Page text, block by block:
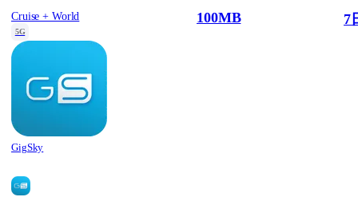
Cruise + World
5G
GigSky
100MB 7